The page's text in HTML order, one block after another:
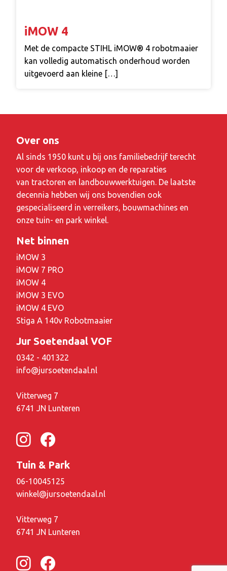
iMOW 4
Met de compacte STIHL iMOW® 4 robotmaaier
kan volledig automatisch onderhoud worden
uitgevoerd aan kleine […]
Over ons
Al sinds 1950 kunt u bij ons familiebedrijf terecht
voor de verkoop, inkoop en de reparaties
van tractoren en landbouwwerktuigen. De laatste
decennia hebben wij ons bovendien ook
gespecialiseerd in verreikers, bouwmachines en
onze tuin- en park winkel.
Net binnen
iMOW 3
iMOW 7 PRO
iMOW 4
iMOW 3 EVO
iMOW 4 EVO
Stiga A 140v Robotmaaier
Jur Soetendaal VOF
0342 - 401322
info@jursoetendaal.nl
Vitterweg 7
6741 JN Lunteren
Tuin & Park
06-10045125
winkel@jursoetendaal.nl
Vitterweg 7
6741 JN Lunteren